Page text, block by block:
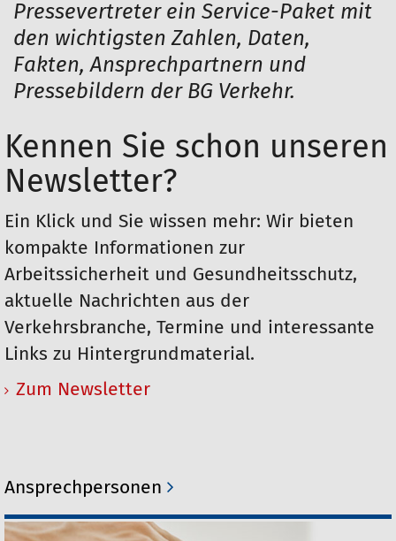
Pressevertreter ein Service-Paket mit
den wichtigsten Zahlen, Daten,
Fakten, Ansprechpartnern und
Pressebildern der BG Verkehr.
Kennen Sie schon unseren
Newsletter?
Ein Klick und Sie wissen mehr: Wir bieten
kompakte Informationen zur
Arbeitssicherheit und Gesundheitsschutz,
aktuelle Nachrichten aus der
Verkehrsbranche, Termine und interessante
Links zu Hintergrundmaterial.
Zum Newsletter
Ansprechpersonen